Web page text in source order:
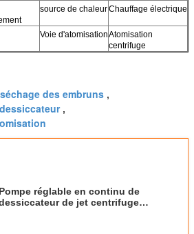
source de chaleurChauffage électrique
Voie d'atomisationAtomisation
centrifuge
des embruns ,
,
Pompe réglable en continu de
de jet centrifuge